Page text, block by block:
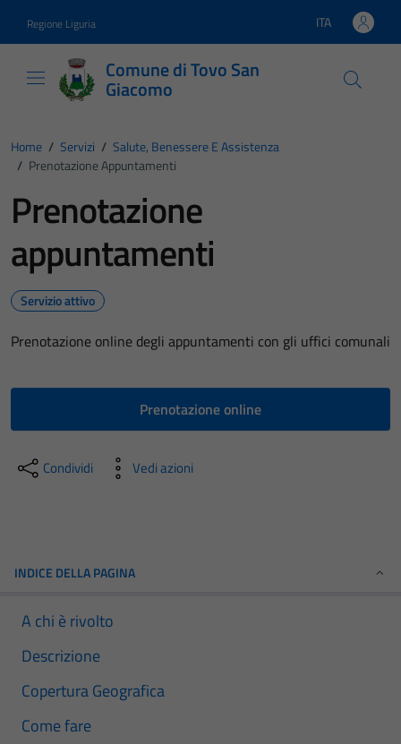
Regione Liguria Lingua attiva:
ITA
Comune di Tovo San
Giacomo
Home / Servizi / Salute, Benessere E Assistenza
/ Prenotazione Appuntamenti
Prenotazione
appuntamenti
Servizio attivo
Prenotazione online degli appuntamenti con gli uffici comunali
Prenotazione online
Condividi Vedi azioni
INDICE DELLA PAGINA
A chi è rivolto
Descrizione
Copertura Geografica
Come fare